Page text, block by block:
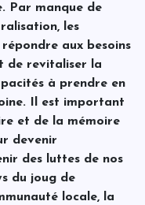
Par manque de
les
aux besoins
de revitaliser la
à prendre en
Il est important
et de la mémoire
devenir
des luttes de nos
du joug de
locale, la